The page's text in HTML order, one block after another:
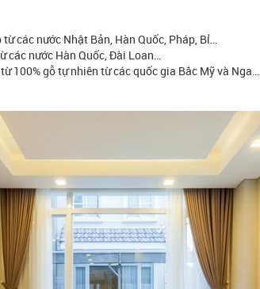
các nước Nhật Bản, Hàn Quốc, Pháp, Bỉ…
các nước Hàn Quốc, Đài Loan…
100% gỗ tự nhiên từ các quốc gia Bắc Mỹ và Nga…